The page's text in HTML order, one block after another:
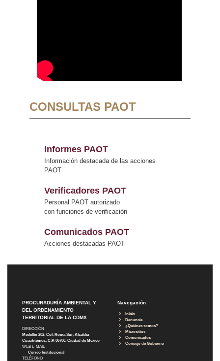
CONSULTAS PAOT
Informes PAOT
Información destacada de las acciones
PAOT
Verificadores PAOT
Personal PAOT autorizado
con funciones de verificación
Comunicados PAOT
Acciones destacadas PAOT
PROCURADURÍA AMBIENTAL Y
DEL ORDENAMIENTO
TERRITORIAL DE LA CDMX
DIRECCIÓN
Medellín 202, Col. Roma Sur, Alcaldía
Cuauhtémoc, C.P. 06700, Ciudad de México
WEB E-MAIL
Correo Institucional
TELÉFONO
Navegación
Inicio
Denuncia
¿Quiénes somos?
Micrositios
Comunicados
Consejo de Gobierno